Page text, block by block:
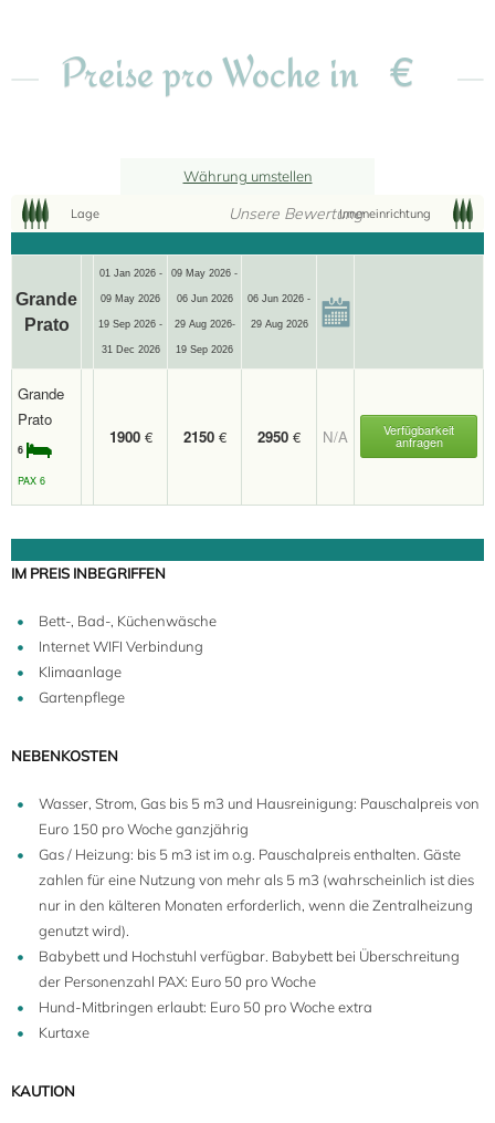
Preise pro Woche in €
Währung umstellen
Lage Unsere BewertungInneneinrichtung
Grande
Prato
01 Jan 2026 -
09 May 2026
19 Sep 2026 -
31 Dec 2026
09 May 2026 -
06 Jun 2026
29 Aug 2026-
19 Sep 2026
06 Jun 2026 -
29 Aug 2026
Grande
Prato
6
PAX 6
1900 € 2150 € 2950 € N/A Verfügbarkeit
anfragen
IM PREIS INBEGRIFFEN
Bett-, Bad-, Küchenwäsche
Internet WIFI Verbindung
Klimaanlage
Gartenpflege
NEBENKOSTEN
Wasser, Strom, Gas bis 5 m3 und Hausreinigung: Pauschalpreis von
Euro 150 pro Woche ganzjährig
Gas / Heizung: bis 5 m3 ist im o.g. Pauschalpreis enthalten. Gäste
zahlen für eine Nutzung von mehr als 5 m3 (wahrscheinlich ist dies
nur in den kälteren Monaten erforderlich, wenn die Zentralheizung
genutzt wird).
Babybett und Hochstuhl verfügbar. Babybett bei Überschreitung
der Personenzahl PAX: Euro 50 pro Woche
Hund-Mitbringen erlaubt: Euro 50 pro Woche extra
Kurtaxe
KAUTION